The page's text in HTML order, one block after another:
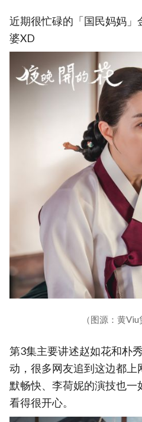
近期很忙碌的「国民妈妈
婆XD
（图源：黄Viu
第3集主要讲述赵如花和朴
动，很多网友追到这边都上
默畅快、李荷妮的演技也
看得很开心。